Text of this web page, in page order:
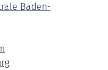
Baden-